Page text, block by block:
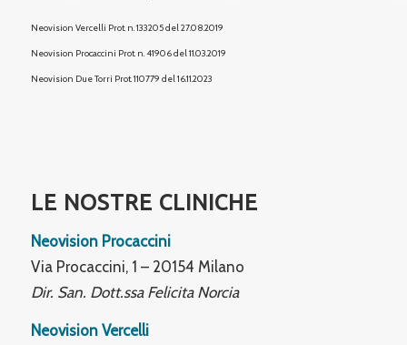
Neovision Vercelli Prot. n. 133205 del 27.08.2019
Neovision Procaccini Prot. n. 41906 del 11.03.2019
Neovision Due Torri Prot. 110779 del 16.11.2023
LE NOSTRE CLINICHE
Neovision Procaccini
Via Procaccini, 1 – 20154 Milano
Dir. San. Dott.ssa Felicita Norcia
Neovision Vercelli